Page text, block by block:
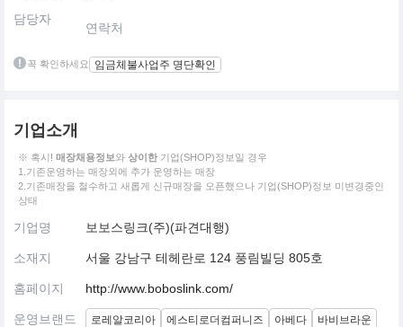
담당자
연락처
꼭 확인하세요 임금체불사업주 명단확인
기업소개
※ 혹시! 매장채용정보와 상이한 기업(SHOP)정보일 경우
1.기존운영하는 매장외에 추가 운영하는 매장
2.기존매장을 철수하고 새롭게 신규매장을 오픈했으나 기업(SHOP)정보 미변경중인
상태
기업명 보보스링크(주)(파견대행)
소재지 서울 강남구 테헤란로 124 풍림빌딩 805호
홈페이지 http://www.boboslink.com/
운영브랜드 로레알코리아 에스티로더컴퍼니즈 아베다
바비브라운